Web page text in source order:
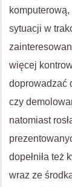
sytuacji w
więcej
doprowadzać
czy
natomiast
dopełniła też
wraz ze